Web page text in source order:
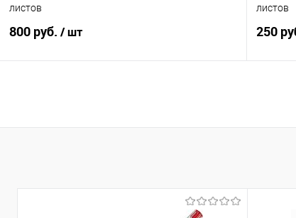
листов
800 руб. / шт
Купить в 1 клик
Сравнение
листов
250
В